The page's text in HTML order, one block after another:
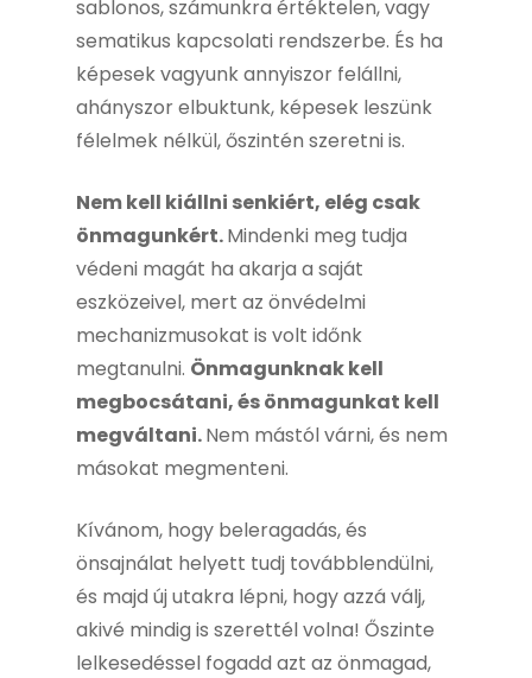
sablonos, számunkra értéktelen, vagy
sematikus kapcsolati rendszerbe. És ha
képesek vagyunk annyiszor felállni,
ahányszor elbuktunk, képesek leszünk
félelmek nélkül, őszintén szeretni is.
Nem kell kiállni senkiért, elég csak
önmagunkért.Mindenki meg tudja
védeni magát ha akarja a saját
eszközeivel, mert az önvédelmi
mechanizmusokat is volt időnk
megtanulni. Önmagunknak kell
megbocsátani, és önmagunkat kell
megváltani.Nem mástól várni, és nem
másokat megmenteni.
Kívánom, hogy beleragadás, és
önsajnálat helyett tudj továbblendülni,
és majd új utakra lépni, hogy azzá válj,
akivé mindig is szerettél volna! Őszinte
lelkesedéssel fogadd azt az önmagad,